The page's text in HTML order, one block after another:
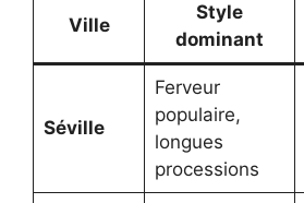
Ville
Style
dominant
Séville
Ferveur
populaire,
longues
processions